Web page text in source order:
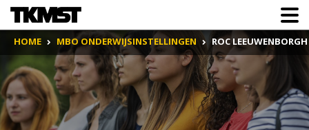
HOME MBO ONDERWIJSINSTELLINGEN ROC